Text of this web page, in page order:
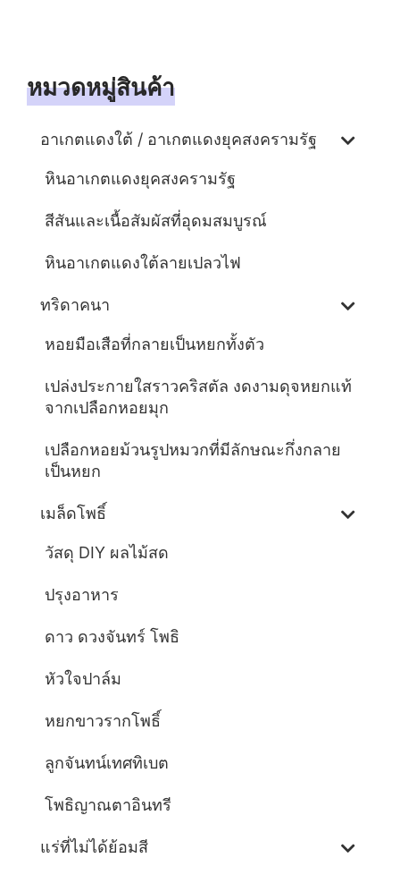
หมวดหมู่สินค้า
อาเกตแดงใต้ / อาเกตแดงยุคสงครามรัฐ
หินอาเกตแดงยุคสงครามรัฐ
สีสันและเนื้อสัมผัสที่อุดมสมบูรณ์
หินอาเกตแดงใต้ลายเปลวไฟ
ทริดาคนา
หอยมือเสือที่กลายเป็นหยกทั้งตัว
เปล่งประกายใสราวคริสตัล งดงามดุจหยกแท้
จากเปลือกหอยมุก
เปลือกหอยม้วนรูปหมวกที่มีลักษณะกึ่งกลาย
เป็นหยก
เมล็ดโพธิ์
วัสดุ DIY ผลไม้สด
ปรุงอาหาร
ดาว ดวงจันทร์ โพธิ
หัวใจปาล์ม
หยกขาวรากโพธิ์
ลูกจันทน์เทศทิเบต
โพธิญาณตาอินทรี
แร่ที่ไม่ได้ย้อมสี